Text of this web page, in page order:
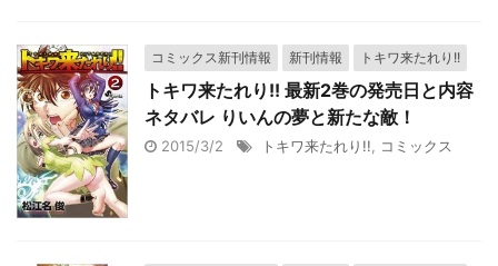
コミックス新刊情報 新刊情報 トキワ来たれり!!
トキワ来たれり!! 最新2巻の発売日と内容
ネタバレ りいんの夢と新たな敵！
2015/3/2 トキワ来たれり!! コミックス